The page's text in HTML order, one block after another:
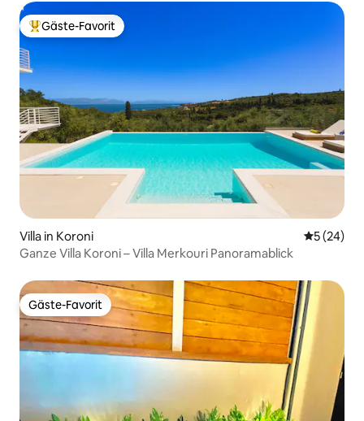
Beliebter Gäste-Favorit.
Gäste-Favorit
Villa in Koroni
5 (24)
Ganze Villa Koroni – Villa Merkouri Panoramablick
Gäste-Favorit
Gäste-Favorit